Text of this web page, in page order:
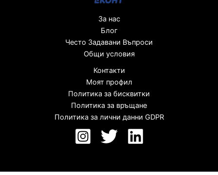
За нас
Блог
Често Задавани Въпроси
Общи условия
Контакти
Моят профил
Политика за бисквитки
Политика за връщане
Политика за лични данни GDPR